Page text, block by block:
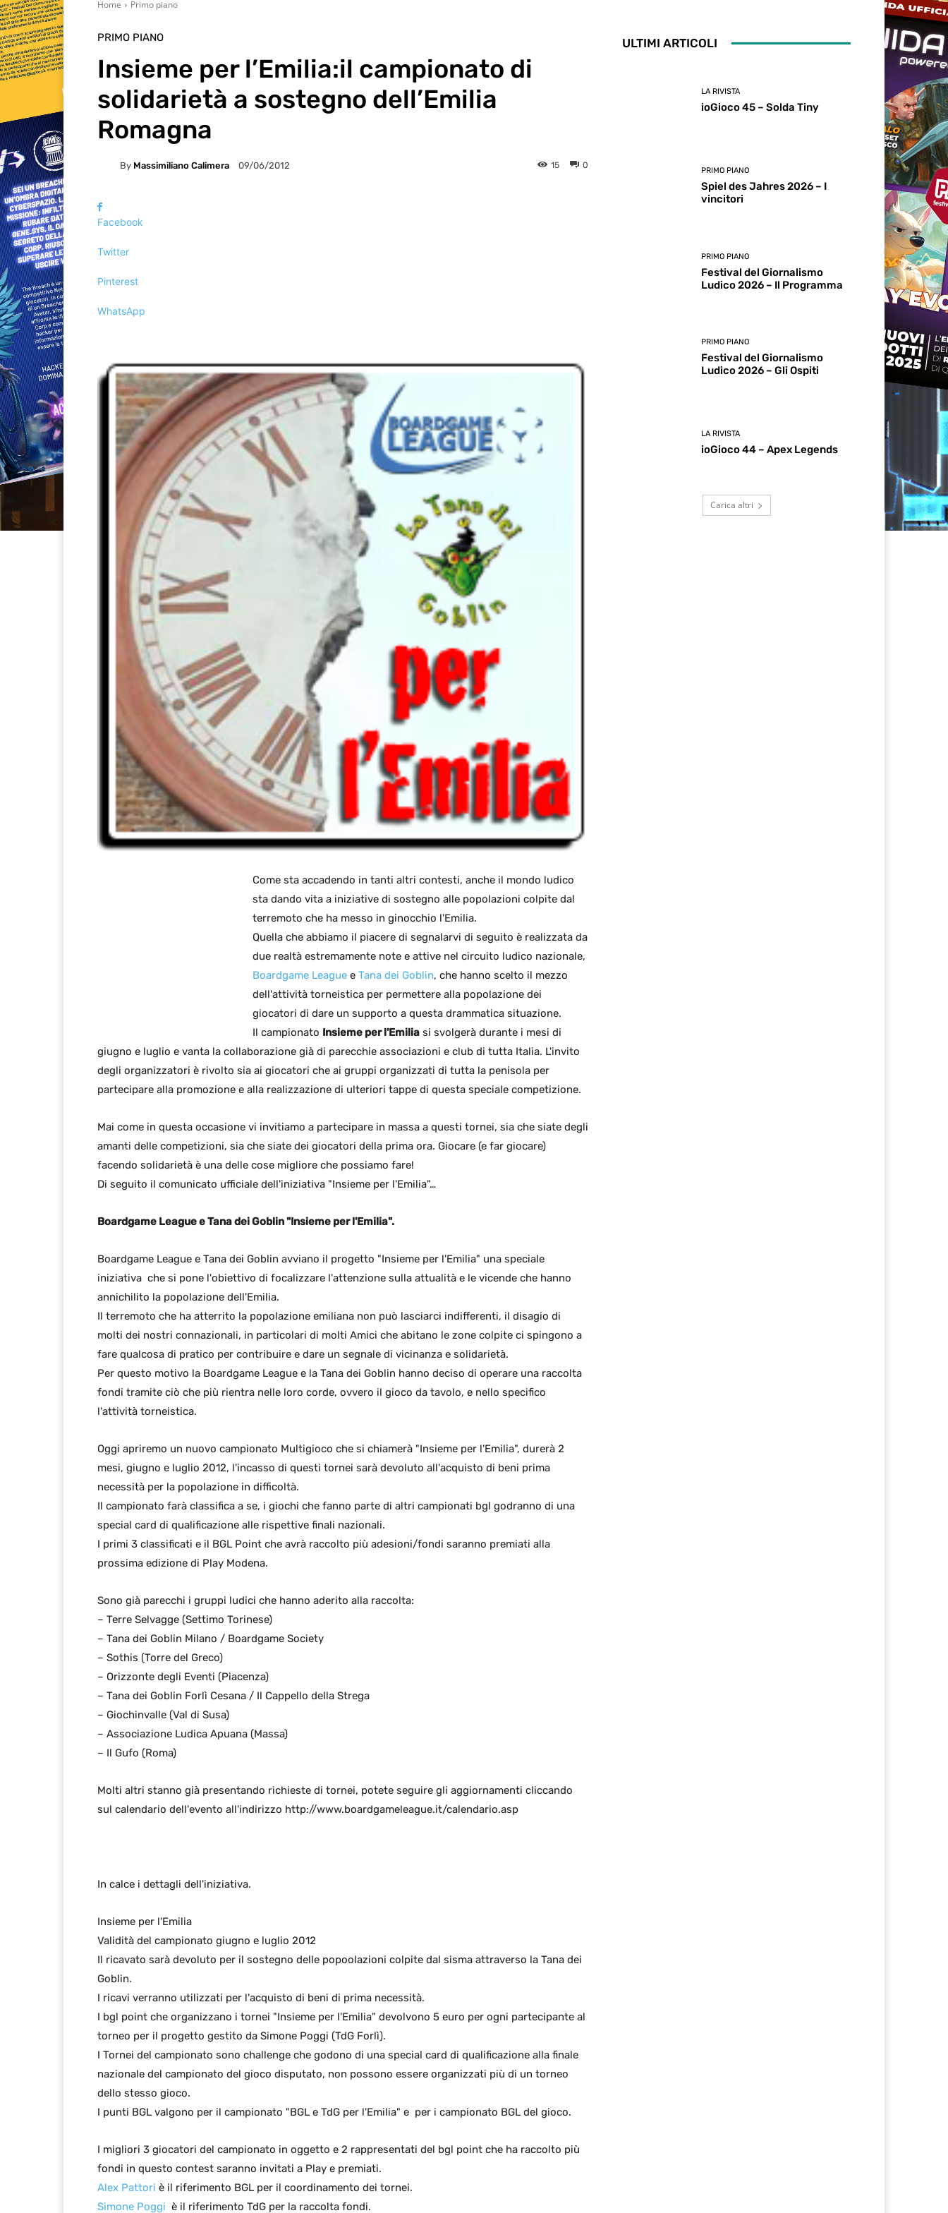
Home Primo piano
PRIMO PIANO
Insieme per l’Emilia:il campionato di
solidarietà a sostegno dell’Emilia
Romagna
By Massimiliano Calimera 09/06/2012 0
15
Facebook
Twitter
Pinterest
WhatsApp
Come sta accadendo in tanti altri contesti, anche il mondo ludico
sta dando vita a iniziative di sostegno alle popolazioni colpite dal
terremoto che ha messo in ginocchio l'Emilia.
Quella che abbiamo il piacere di segnalarvi di seguito è realizzata da
due realtà estremamente note e attive nel circuito ludico nazionale,
Boardgame League e Tana dei Goblin, che hanno scelto il mezzo
dell'attività torneistica per permettere alla popolazione dei
giocatori di dare un supporto a questa drammatica situazione.
Il campionato Insieme per l'Emilia si svolgerà durante i mesi di
giugno e luglio e vanta la collaborazione già di parecchie associazioni e club di tutta Italia. L'invito
degli organizzatori è rivolto sia ai giocatori che ai gruppi organizzati di tutta la penisola per
partecipare alla promozione e alla realizzazione di ulteriori tappe di questa speciale competizione.
Mai come in questa occasione vi invitiamo a partecipare in massa a questi tornei, sia che siate degli
amanti delle competizioni, sia che siate dei giocatori della prima ora. Giocare (e far giocare)
facendo solidarietà è una delle cose migliore che possiamo fare!
Di seguito il comunicato ufficiale dell'iniziativa "Insieme per l'Emilia"…
Boardgame League e Tana dei Goblin "Insieme per l'Emilia".
Boardgame League e Tana dei Goblin avviano il progetto "Insieme per l'Emilia" una speciale
iniziativa che si pone l'obiettivo di focalizzare l'attenzione sulla attualità e le vicende che hanno
annichilito la popolazione dell'Emilia.
Il terremoto che ha atterrito la popolazione emiliana non può lasciarci indifferenti, il disagio di
molti dei nostri connazionali, in particolari di molti Amici che abitano le zone colpite ci spingono a
fare qualcosa di pratico per contribuire e dare un segnale di vicinanza e solidarietà.
Per questo motivo la Boardgame League e la Tana dei Goblin hanno deciso di operare una raccolta
fondi tramite ciò che più rientra nelle loro corde, ovvero il gioco da tavolo, e nello specifico
l'attività torneistica.
Oggi apriremo un nuovo campionato Multigioco che si chiamerà "Insieme per l'Emilia", durerà 2
mesi, giugno e luglio 2012, l'incasso di questi tornei sarà devoluto all'acquisto di beni prima
necessità per la popolazione in difficoltà.
Il campionato farà classifica a se, i giochi che fanno parte di altri campionati bgl godranno di una
special card di qualificazione alle rispettive finali nazionali.
I primi 3 classificati e il BGL Point che avrà raccolto più adesioni/fondi saranno premiati alla
prossima edizione di Play Modena.
Sono già parecchi i gruppi ludici che hanno aderito alla raccolta:
– Terre Selvagge (Settimo Torinese)
– Tana dei Goblin Milano / Boardgame Society
– Sothis (Torre del Greco)
– Orizzonte degli Eventi (Piacenza)
– Tana dei Goblin Forlì Cesana / Il Cappello della Strega
– Giochinvalle (Val di Susa)
– Associazione Ludica Apuana (Massa)
– Il Gufo (Roma)
Molti altri stanno già presentando richieste di tornei, potete seguire gli aggiornamenti cliccando
sul calendario dell'evento all'indirizzo http://www.boardgameleague.it/calendario.asp
In calce i dettagli dell'iniziativa.
Insieme per l'Emilia
Validità del campionato giugno e luglio 2012
Il ricavato sarà devoluto per il sostegno delle popoolazioni colpite dal sisma attraverso la Tana dei
Goblin.
I ricavi verranno utilizzati per l'acquisto di beni di prima necessità.
I bgl point che organizzano i tornei "Insieme per l'Emilia" devolvono 5 euro per ogni partecipante al
torneo per il progetto gestito da Simone Poggi (TdG Forlì).
I Tornei del campionato sono challenge che godono di una special card di qualificazione alla finale
nazionale del campionato del gioco disputato, non possono essere organizzati più di un torneo
dello stesso gioco.
I punti BGL valgono per il campionato "BGL e TdG per l'Emilia" e per i campionato BGL del gioco.
I migliori 3 giocatori del campionato in oggetto e 2 rappresentati del bgl point che ha raccolto più
fondi in questo contest saranno invitati a Play e premiati.
Alex Pattori è il riferimento BGL per il coordinamento dei tornei.
Simone Poggi è il riferimento TdG per la raccolta fondi.
ULTIMI ARTICOLI
LA RIVISTA
ioGioco 45 – Solda Tiny
PRIMO PIANO
Spiel des Jahres 2026 – I
vincitori
PRIMO PIANO
Festival del Giornalismo
Ludico 2026 – Il Programma
PRIMO PIANO
Festival del Giornalismo
Ludico 2026 – Gli Ospiti
LA RIVISTA
ioGioco 44 – Apex Legends
Carica altri